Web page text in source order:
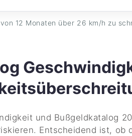
12 Monaten über 26 km/h zu
und Bußgeldkatalog
Entscheidend ist, ob